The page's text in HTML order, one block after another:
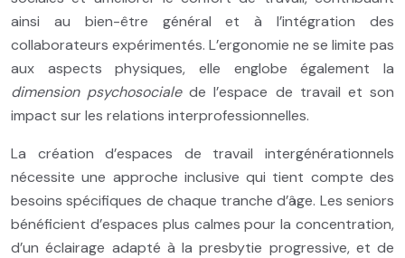
ainsi au bien-être général et à l’intégration des
collaborateurs expérimentés. L’ergonomie ne se limite pas
aux aspects physiques, elle englobe également la
dimension psychosocialede l’espace de travail et son
impact sur les relations interprofessionnelles.
La création d’espaces de travail intergénérationnels
nécessite une approche inclusive qui tient compte des
besoins spécifiques de chaque tranche d’âge. Les seniors
bénéficient d’espaces plus calmes pour la concentration,
d’un éclairage adapté à la presbytie progressive, et de